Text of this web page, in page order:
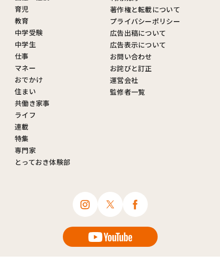
育児
教育
中学受験
中学生
仕事
マネー
おでかけ
住まい
共働き家事
ライフ
連載
特集
専門家
とっておき体験部
著作権と転載について
プライバシーポリシー
広告出稿について
広告表示について
お問い合わせ
お詫びと訂正
運営会社
監修者一覧